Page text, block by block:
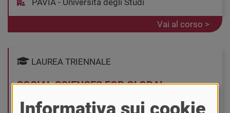
Vai al corso >
LAUREA TRIENNALE
SOCIAL SCIENCES FOR GLOBAL